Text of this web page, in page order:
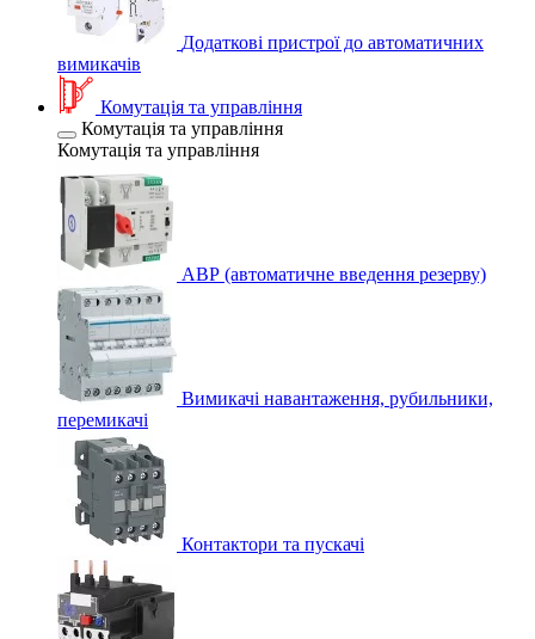
Додаткові пристрої до автоматичних
вимикачів
Комутація та управління
Комутація та управління
Комутація та управління
АВР (автоматичне введення резерву)
Вимикачі навантаження, рубильники,
перемикачі
Контактори та пускачі